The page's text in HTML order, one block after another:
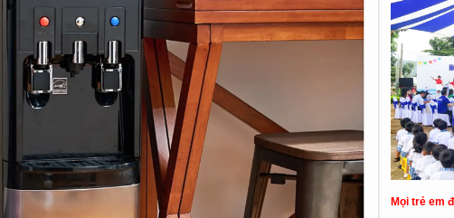
Mọi trẻ em